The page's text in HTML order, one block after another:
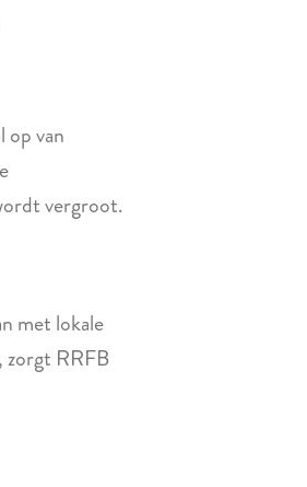
op van
vergroot.
met lokale
zorgt RRFB